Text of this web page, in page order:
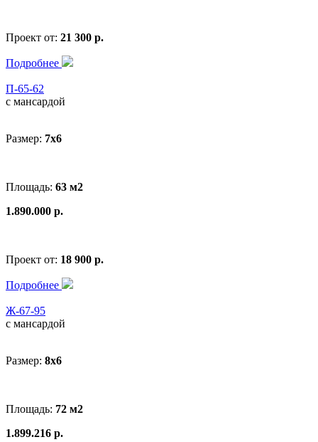
Проект от: 21 300 р.
Подробнее
П-65-62
с мансардой
Размер: 7х6
Площадь: 63 м2
1.890.000 р.
Проект от: 18 900 р.
Подробнее
Ж-67-95
с мансардой
Размер: 8x6
Площадь: 72 м2
1.899.216 р.